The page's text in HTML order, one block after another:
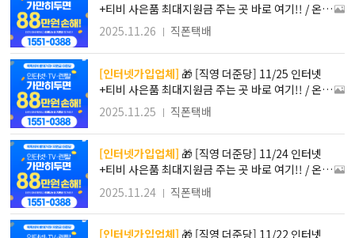
+티비 사은품 최대지원금 주는 곳 바로 여기!! / 온라
인 진행!! 방문필요X 간편접수로 가입하자!! / 최대 1
48만원 사은품 혜택 !! 타사보다 무조건 더! SK KT L
G 인터넷가입!!
2025.11.26 직폰택배
[인터넷가입업체] 🎁 [직영 더준당] 11/25 인터넷
+티비 사은품 최대지원금 주는 곳 바로 여기!! / 온라
인 진행!! 방문필요X 간편접수로 가입하자!! / 최대 1
48만원 사은품 혜택 !! 타사보다 무조건 더! SK KT L
G 인터넷가입!!
2025.11.25 직폰택배
[인터넷가입업체] 🎁 [직영 더준당] 11/24 인터넷
+티비 사은품 최대지원금 주는 곳 바로 여기!! / 온라
인 진행!! 방문필요X 간편접수로 가입하자!! / 최대 1
48만원 사은품 혜택 !! 타사보다 무조건 더! SK KT L
G 인터넷가입!!
2025.11.24 직폰택배
[인터넷가입업체] 🎁 [직영 더준당] 11/22 인터넷